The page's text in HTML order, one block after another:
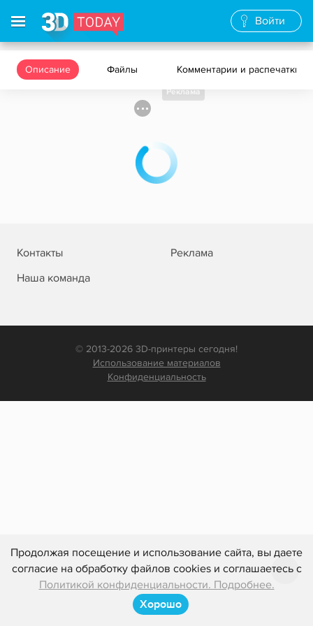
Продолжая посещение и использование сайта, вы даете
согласие на обработку файлов cookies и соглашаетесь с
Политикой конфиденциальности. Подробнее.
Хорошо
Войти
Описание Файлы Комментарии и распечатки
Реклама
Контакты
Реклама
Наша команда
© 2013-2026 3D-принтеры сегодня!
Использование материалов
Конфиденциальность